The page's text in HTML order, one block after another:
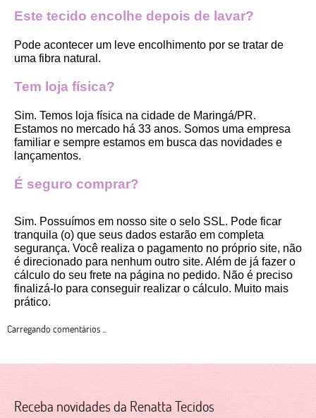
Este tecido encolhe depois de lavar?
Pode acontecer um leve encolhimento por se tratar de
uma fibra natural.
Tem loja física?
Sim. Temos loja física na cidade de Maringá/PR.
Estamos no mercado há 33 anos. Somos uma empresa
familiar e sempre estamos em busca das novidades e
lançamentos.
É seguro comprar?
Sim. Possuímos em nosso site o selo SSL. Pode ficar
tranquila (o) que seus dados estarão em completa
segurança. Você realiza o pagamento no próprio site, não
é direcionado para nenhum outro site. Além de já fazer o
cálculo do seu frete na página no pedido. Não é preciso
finalizá-lo para conseguir realizar o cálculo. Muito mais
prático.
Carregando comentários ...
Receba novidades da Renatta Tecidos